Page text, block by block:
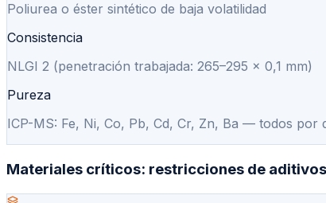
Poliurea o éster sintético de baja volatilidad
Consistencia
NLGI 2 (penetración trabajada: 265–295 × 0,1 mm)
Pureza
ICP-MS: Fe, Ni, Co, Pb, Cd, Cr, Zn, Ba — todos por
Materiales críticos: restricciones de